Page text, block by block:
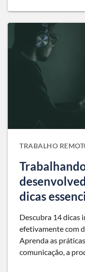
TRABALHO
dicas
Descubra 14 dicas
efetivamente com
Aprenda as
comunicação, a